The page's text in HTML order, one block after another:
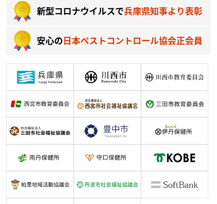
新型コロナウイルスで兵庫県知事より表彰
安心の日本ペストコントロール協会正会員